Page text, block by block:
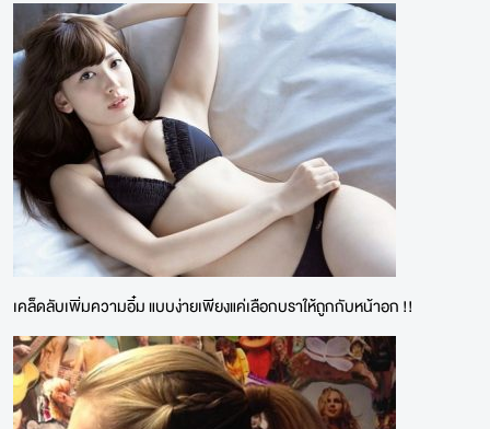
เคล็ดลับเพิ่มความอิ๋ม แบบง่ายเพียงแค่เลือกบราให้ถูกกับหน้าอก !!